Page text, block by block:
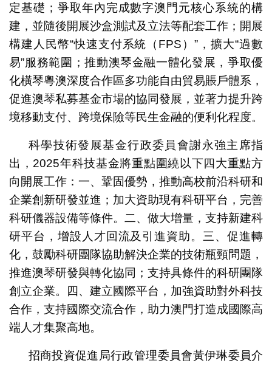
定基礎；爭取年內完成數字澳門元核心系統的構
建，並隨後開展沙盒測試及立法等配套工作；開展
構建人民幣“快速支付系統（FPS）”，擴大“過數
易”服務範圍；推動澳琴金融一體化發展，爭取優
化橫琴粵澳深度合作區多功能自由貿易賬戶體系，
促進澳琴私募基金市場的協同發展，並著力提升跨
境移動支付、跨境保險等民生金融的便利化程度。
科學技術發展基金行政委員會謝永強主席指
出，2025年科技基金將重點圍繞以下四大重點方
向開展工作：一、鞏固優勢，推動高校前沿科研和
企業創新研發並進；加大資助現有科研平台，完善
科研儀器設備等條件。二、做大增量，支持新建科
研平台，增設人才回流及引進資助。三、促進轉
化，鼓勵科研團隊協助解決企業的技術瓶頸問題，
推進澳琴研發與轉化協同；支持具條件的科研團隊
創立企業。四、建立國際平台，加強資助對外科技
合作，支持國際交流合作，助力澳門打造成國際高
端人才集聚高地。
招商投資促進局行政管理委員會黃伊琳委員介